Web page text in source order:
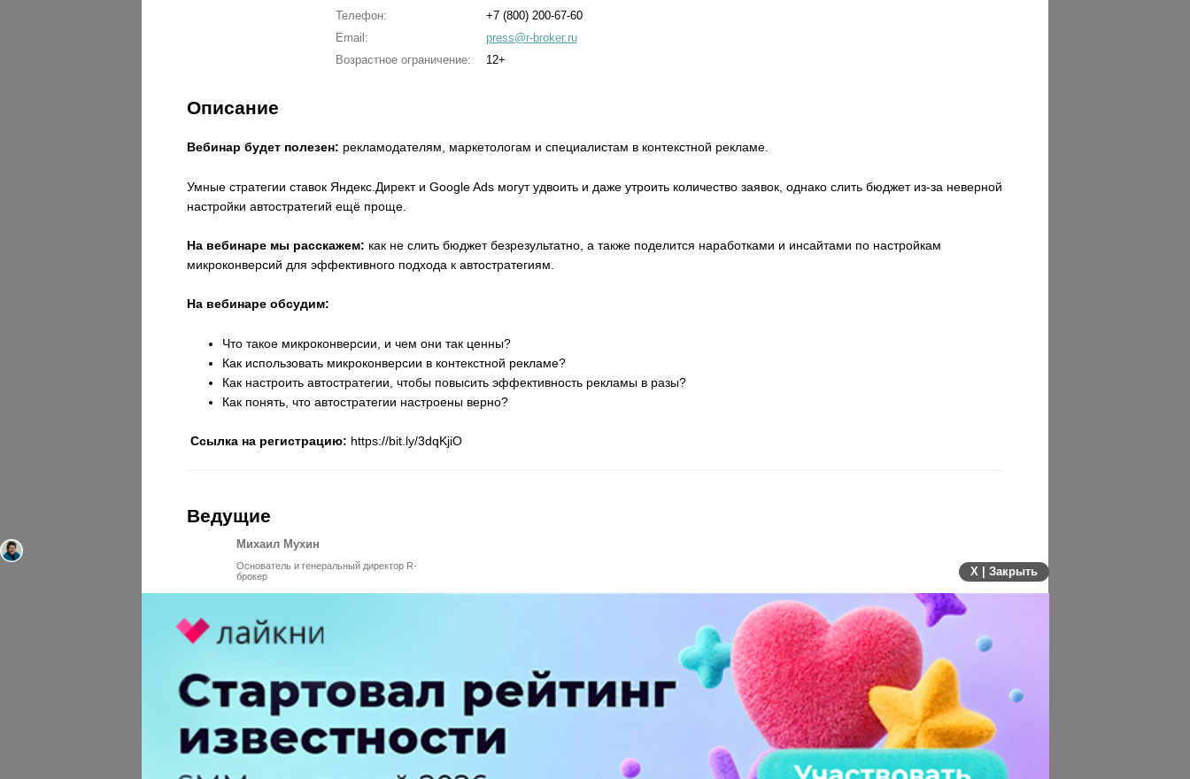
Телефон:
+7 (800) 200-67-60
Email:
press@r-broker.ru
Возрастное ограничение:
12+
Описание
Вебинар будет полезен: рекламодателям, маркетологам и специалистам в контекстной рекламе.
Умные стратегии ставок Яндекс.Директ и Google Ads могут удвоить и даже утроить количество заявок, однако слить бюджет из-за неверной
настройки автостратегий ещё проще.
На вебинаре мы расскажем: как не слить бюджет безрезультатно, а также поделится наработками и инсайтами по настройкам
микроконверсий для эффективного подхода к автостратегиям.
На вебинаре обсудим:
Что такое микроконверсии, и чем они так ценны?
Как использовать микроконверсии в контекстной рекламе?
Как настроить автостратегии, чтобы повысить эффективность рекламы в разы?
Как понять, что автостратегии настроены верно?
Ссылка на регистрацию: https://bit.ly/3dqKjiO
Ведущие
Михаил Мухин
Основатель и генеральный директор R-
брокер
X | Закрыть
ПЕРЕЙТИ НА ПОЛНУЮ ВЕРСИЮ